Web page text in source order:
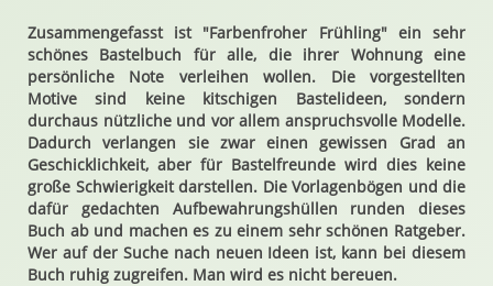
Zusammengefasst ist "Farbenfroher Frühling" ein sehr
schönes Bastelbuch für alle, die ihrer Wohnung eine
persönliche Note verleihen wollen. Die vorgestellten
Motive sind keine kitschigen Bastelideen, sondern
durchaus nützliche und vor allem anspruchsvolle Modelle.
Dadurch verlangen sie zwar einen gewissen Grad an
Geschicklichkeit, aber für Bastelfreunde wird dies keine
große Schwierigkeit darstellen. Die Vorlagenbögen und die
dafür gedachten Aufbewahrungshüllen runden dieses
Buch ab und machen es zu einem sehr schönen Ratgeber.
Wer auf der Suche nach neuen Ideen ist, kann bei diesem
Buch ruhig zugreifen. Man wird es nicht bereuen.